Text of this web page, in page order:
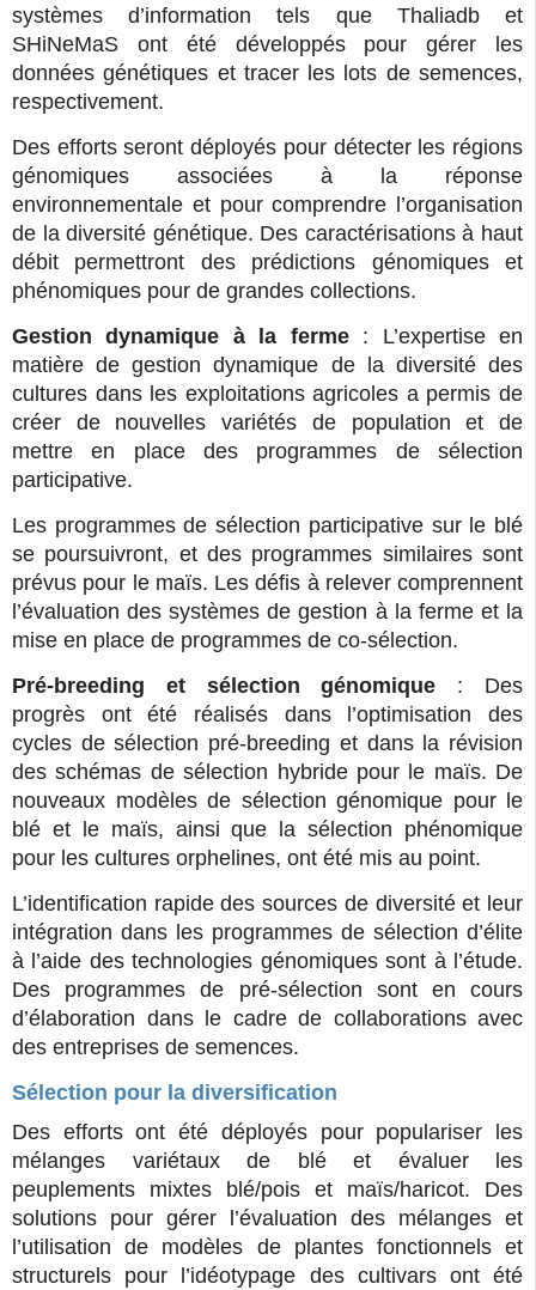
systèmes d’information tels que Thaliadb et
SHiNeMaS ont été développés pour gérer les
données génétiques et tracer les lots de semences,
respectivement.
Des efforts seront déployés pour détecter les régions
génomiques associées à la réponse
environnementale et pour comprendre l’organisation
de la diversité génétique. Des caractérisations à haut
débit permettront des prédictions génomiques et
phénomiques pour de grandes collections.
Gestion dynamique à la ferme: L’expertise en
matière de gestion dynamique de la diversité des
cultures dans les exploitations agricoles a permis de
créer de nouvelles variétés de population et de
mettre en place des programmes de sélection
participative.
Les programmes de sélection participative sur le blé
se poursuivront, et des programmes similaires sont
prévus pour le maïs. Les défis à relever comprennent
l’évaluation des systèmes de gestion à la ferme et la
mise en place de programmes de co-sélection.
Pré-breeding et sélection génomique : Des
progrès ont été réalisés dans l’optimisation des
cycles de sélection pré-breeding et dans la révision
des schémas de sélection hybride pour le maïs. De
nouveaux modèles de sélection génomique pour le
blé et le maïs, ainsi que la sélection phénomique
pour les cultures orphelines, ont été mis au point.
L’identification rapide des sources de diversité et leur
intégration dans les programmes de sélection d’élite
à l’aide des technologies génomiques sont à l’étude.
Des programmes de pré-sélection sont en cours
d’élaboration dans le cadre de collaborations avec
des entreprises de semences.
Sélection pour la diversification
Des efforts ont été déployés pour populariser les
mélanges variétaux de blé et évaluer les
peuplements mixtes blé/pois et maïs/haricot. Des
solutions pour gérer l’évaluation des mélanges et
l’utilisation de modèles de plantes fonctionnels et
structurels pour l’idéotypage des cultivars ont été